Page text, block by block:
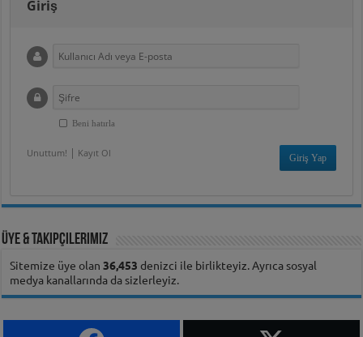
Giriş
Beni hatırla
Unuttum! | Kayıt Ol
Üye & Takipçilerimiz
Sitemize üye olan36,453 denizci ile birlikteyiz. Ayrıca sosyal
medya kanallarında da sizlerleyiz.